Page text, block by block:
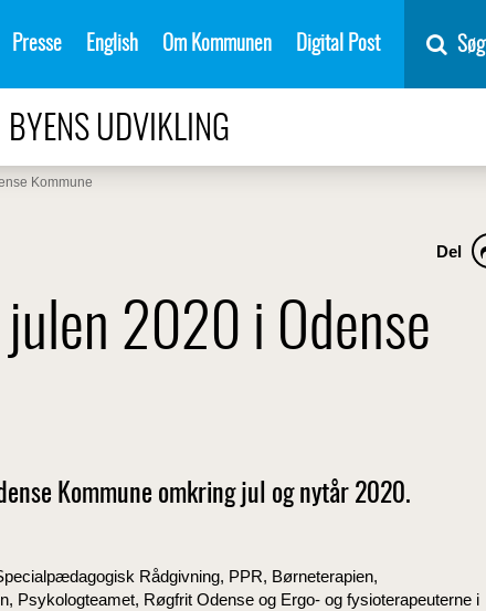
Presse English Om Kommunen Digital Post Søg
BYENS UDVIKLING
Kommune
2020 i Odense
Del
Kommune omkring jul og nytår 2020.
Rådgivning, PPR, Børneterapien,
Psykologteamet, Røgfrit Odense og Ergo- og fysioterapeuterne i